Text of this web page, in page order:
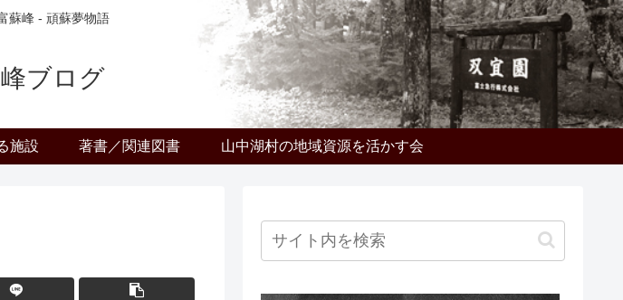
蘇峰 - 頑蘇夢物語
ブログ
施設 著書／関連図書 山中湖村の地域資源を活かす会